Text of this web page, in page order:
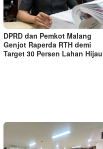
DPRD dan Pemkot Malang
Genjot Raperda RTH demi
Target 30 Persen Lahan Hijau